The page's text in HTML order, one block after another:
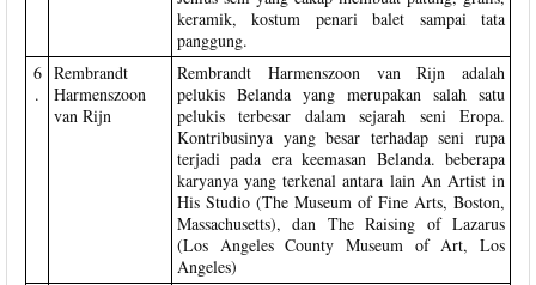
keramik, kostum penari balet sampai tata
panggung.
6
.
Rembrandt
Harmenszoon
van Rijn
Rembrandt Harmenszoon van Rijn adalah
pelukis Belanda yang merupakan salah satu
pelukis terbesar dalam sejarah seni Eropa.
Kontribusinya yang besar terhadap seni rupa
terjadi pada era keemasan Belanda. beberapa
karyanya yang terkenal antara lain An Artist in
His Studio (The Museum of Fine Arts, Boston,
Massachusetts), dan The Raising of Lazarus
(Los Angeles County Museum of Art, Los
Angeles)